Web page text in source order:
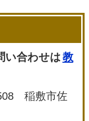
い合わせは教
稲敷市佐